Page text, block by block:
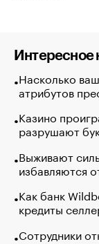
Интересное
Насколько
атрибутов
Казино
разрушают
Выживают
избавляются
Как банк
кредиты
Сотрудники